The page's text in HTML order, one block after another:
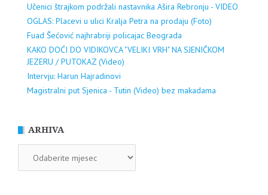
Učenici štrajkom podržali nastavnika Ašira Rebronju - VIDEO
OGLAS: Placevi u ulici Kralja Petra na prodaju (Foto)
Fuad Šećović najhrabriji policajac Beograda
KAKO DOĆI DO VIDIKOVCA "VELIKI VRH" NA SJENIČKOM
JEZERU / PUTOKAZ (Video)
Intervju: Harun Hajradinovi
Magistralni put Sjenica - Tutin (Video) bez makadama
ARHIVA